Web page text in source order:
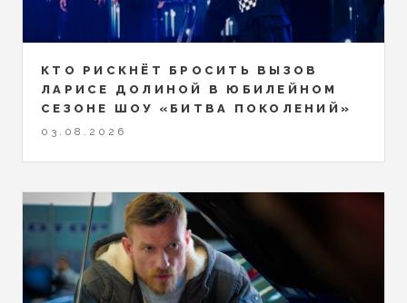
КТО РИСКНЁТ БРОСИТЬ ВЫЗОВ
ЛАРИСЕ ДОЛИНОЙ В ЮБИЛЕЙНОМ
СЕЗОНЕ ШОУ «БИТВА ПОКОЛЕНИЙ»
03.08.2026